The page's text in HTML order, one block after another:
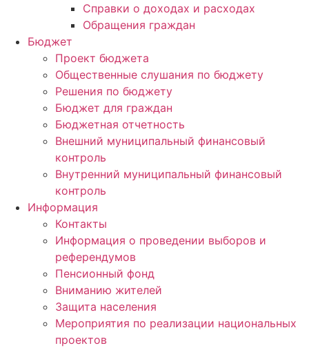
Справки о доходах и расходах
Обращения граждан
Бюджет
Проект бюджета
Общественные слушания по бюджету
Решения по бюджету
Бюджет для граждан
Бюджетная отчетность
Внешний муниципальный финансовый
контроль
Внутренний муниципальный финансовый
контроль
Информация
Контакты
Информация о проведении выборов и
референдумов
Пенсионный фонд
Вниманию жителей
Защита населения
Мероприятия по реализации национальных
проектов